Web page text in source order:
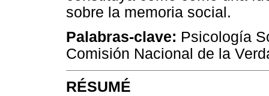
sobre la memoria social.
Palabras-clave: Psicología
Comisión Nacional de la
RÉSUMÉ